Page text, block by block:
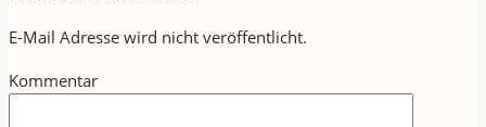
E-Mail Adresse wird nicht veröffentlicht.
Kommentar